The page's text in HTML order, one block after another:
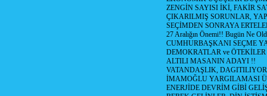
ZENGİN SAYISI İKİ, FAKİR
ÇIKARILMIŞ SORUNLAR,
SEÇİMDEN SONRAYA
27 Aralığın Önemi!! Bugün Ne
CUMHURBAŞKANI SEÇME
DEMOKRATLAR ve ÖTEKİLER
ALTILI MASANIN ADAYI !!
VATANDAŞLIK,
İMAMOĞLU YARGILAMASI
ENERJİDE DEVRİM GİBİ